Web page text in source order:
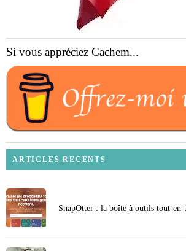
Si vous appréciez Cachem...
ARTICLES RECENTS
SnapOtter : la boîte à outils tout-